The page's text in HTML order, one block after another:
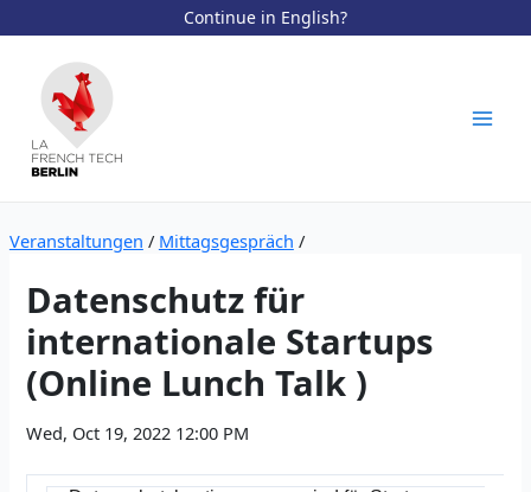
Continue in English?
springen
Veranstaltungen / Mittagsgespräch /
Datenschutz für
internationale Startups
(Online Lunch Talk )
Wed, Oct 19, 2022 12:00 PM